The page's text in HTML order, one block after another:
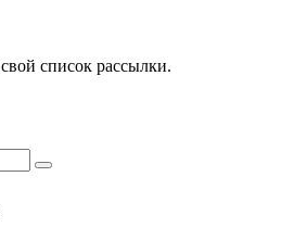
список рассылки.